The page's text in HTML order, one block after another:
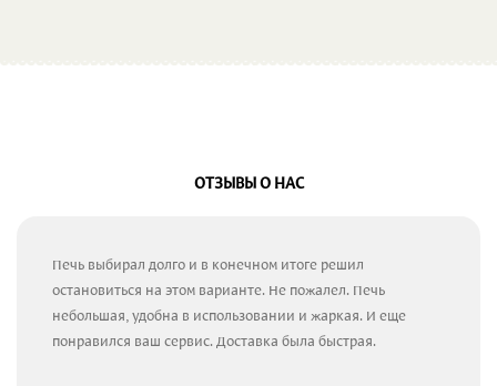
ОТЗЫВЫ О НАС
Печь выбирал долго и в конечном итоге решил
остановиться на этом варианте. Не пожалел. Печь
небольшая, удобна в использовании и жаркая. И еще
понравился ваш сервис. Доставка была быстрая.